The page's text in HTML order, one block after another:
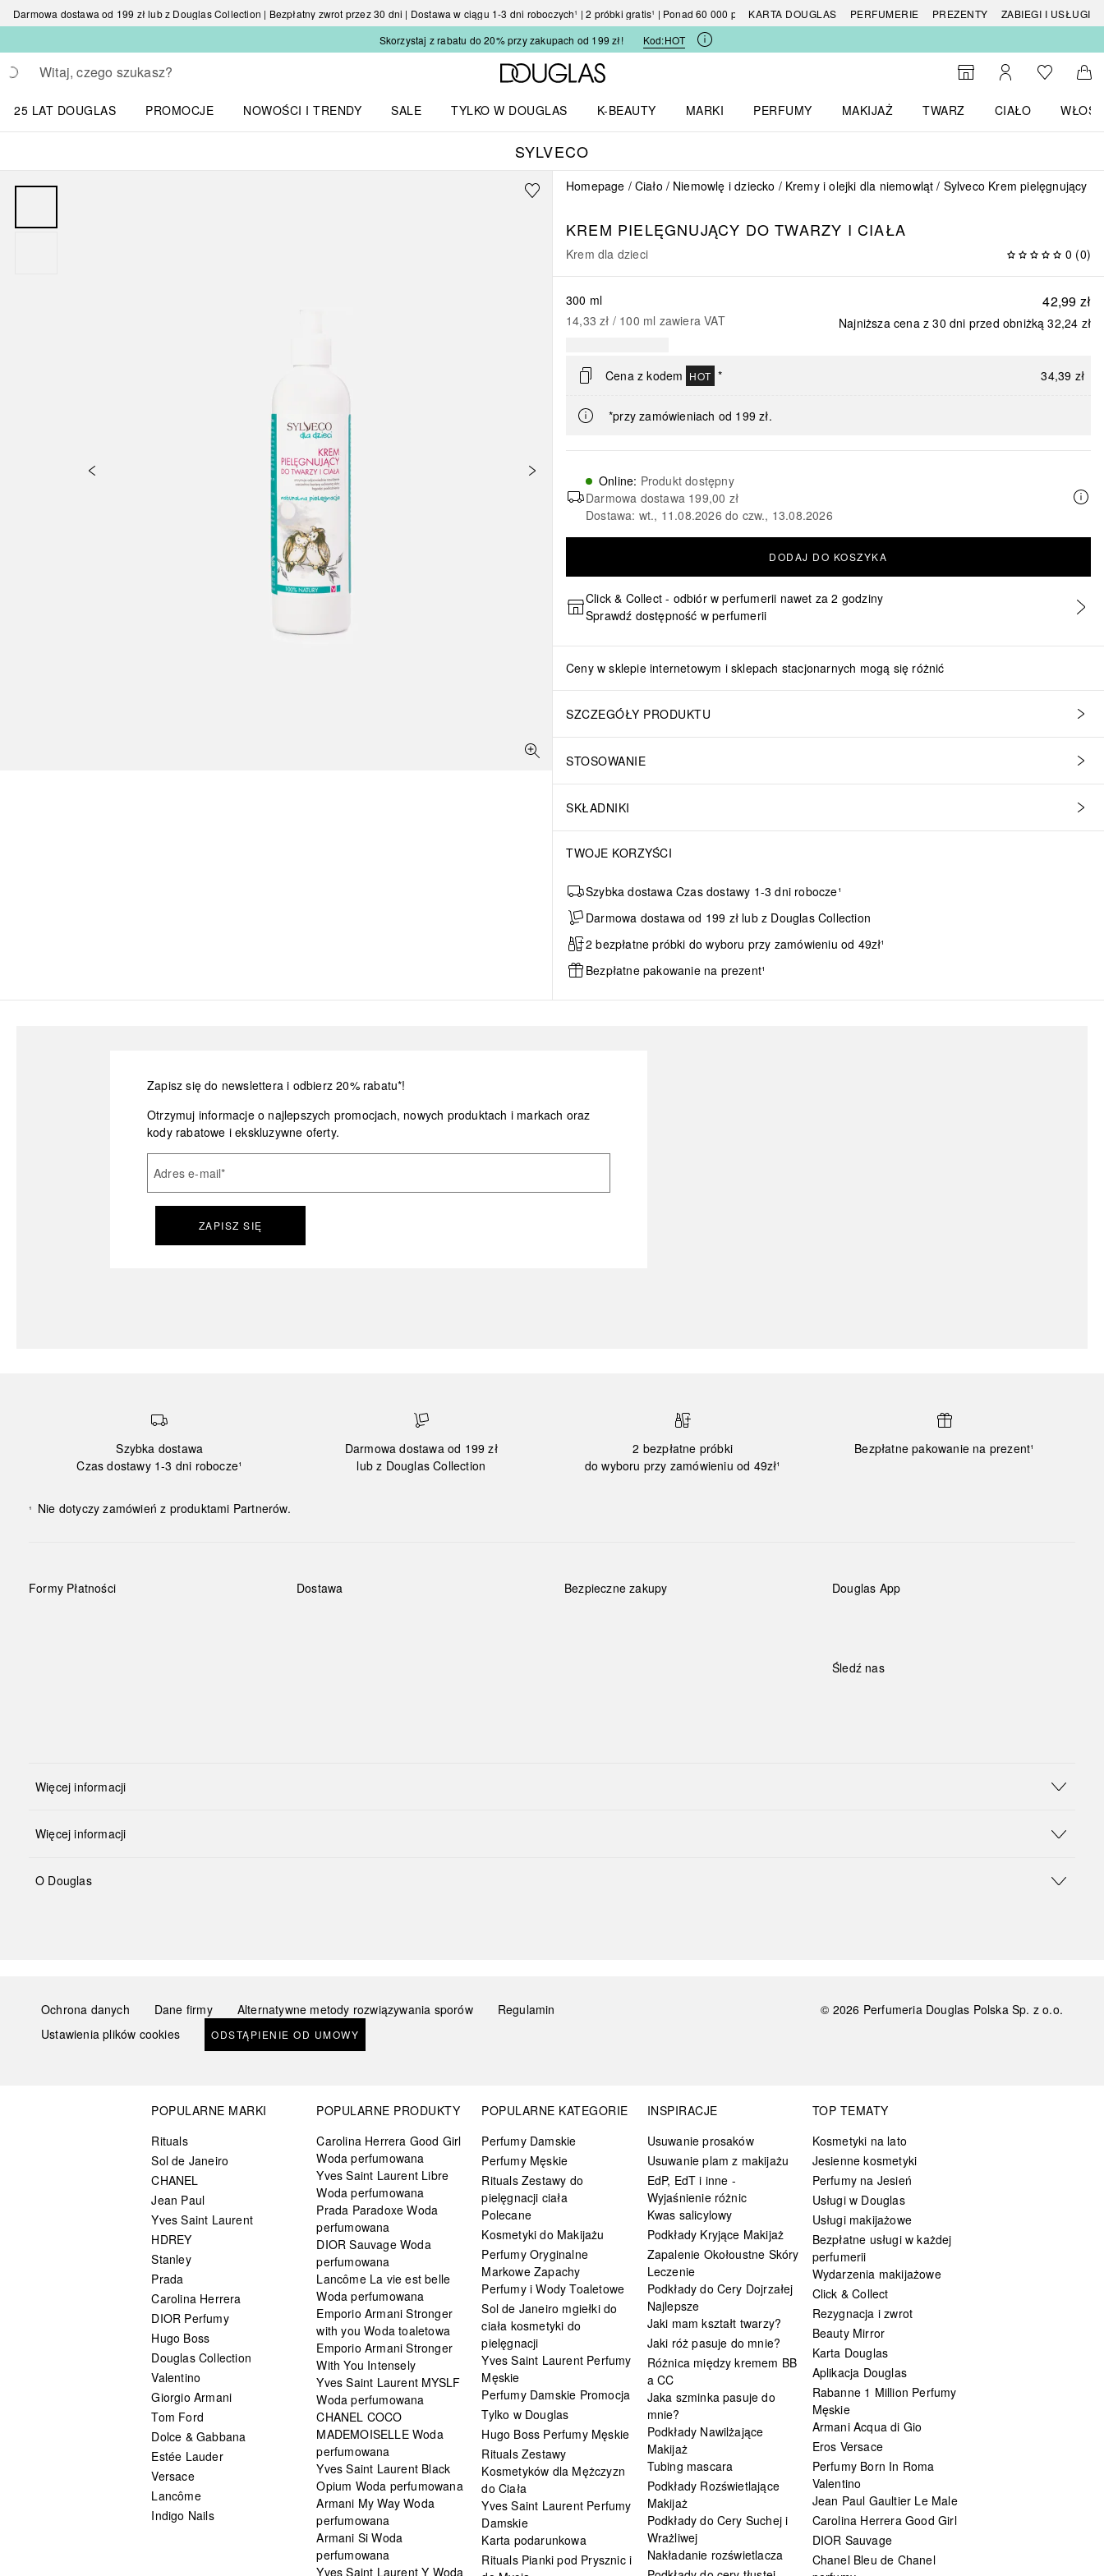
Darmowa dostawa od 199 zł lub z Douglas Collection | Bezpłatny zwrot przez 30 dni | Dostawa w ciągu 1-3 dni roboczych¹ | 2 próbki gratis¹ | Ponad 60 000 produktówKARTA DOUGLAS PERFUMERIE PREZENTY
ZABIEGI I USŁUGI
Skorzystaj z rabatu do 20% przy zakupach od 199 zł!
Kod:HOT
Wracać
Wykonaj wyszukiwanie
Strona główna Douglas
Do wyszukiwarki
Moje kontoDo listyDo
25 LAT DOUGLAS
PROMOCJE
NOWOŚCI I TRENDY
SALE
TYLKO W DOUGLAS
K-BEAUTY
MARKI
PERFUMY
MAKIJAŻ
TWARZ
CIAŁO
WŁOSY
SYLVECO
Homepage Ciało Niemowlę i dziecko Kremy i olejki dla niemowląt Sylveco Krem pielęgnujący
KREM PIELĘGNUJĄCY DO TWARZY I CIAŁA
Krem dla dzieci 0 (0)
42,99 zł
Najniższa cena z 30 dni przed obniżką 32,24 zł
300 ml
14,33 zł / 100 ml zawiera VAT
Cena z kodem HOT * 34,39 zł
*przy zamówieniach od 199 zł.
Online: Produkt dostępny
Darmowa dostawa 199,00 zł
Dostawa: wt., 11.08.2026 do czw., 13.08.2026
DODAJ DO KOSZYKA
Click & Collect - odbiór w perfumerii nawet za 2 godziny
Sprawdź dostępność w perfumerii
Ceny w sklepie internetowym i sklepach stacjonarnych mogą się różnić
SZCZEGÓŁY PRODUKTU
STOSOWANIE
SKŁADNIKI
TWOJE KORZYŚCI
Szybka dostawa Czas dostawy 1-3 dni robocze¹
Darmowa dostawa od 199 zł lub z Douglas Collection
2 bezpłatne próbki do wyboru przy zamówieniu od 49zł¹
Bezpłatne pakowanie na prezent¹
Zapisz się do newslettera i odbierz 20% rabatu*!
Otrzymuj informacje o najlepszych promocjach, nowych produktach i markach oraz
kody rabatowe i ekskluzywne oferty.
Adres e-mail*
ZAPISZ SIĘ
Szybka dostawa
Czas dostawy 1-3 dni robocze¹
Darmowa dostawa od 199 zł
lub z Douglas Collection
2 bezpłatne próbki
do wyboru przy zamówieniu od 49zł¹
Bezpłatne pakowanie na prezent¹
¹ Nie dotyczy zamówień z produktami Partnerów.
Formy Płatności Dostawa Bezpieczne zakupy Douglas App
Śledź nas
Więcej informacji
Więcej informacji
O Douglas
Ochrona danych Dane firmy Alternatywne metody rozwiązywania sporów
Regulamin
Ustawienia plików cookies
ODSTĄPIENIE OD UMOWY
© 2026 Perfumeria Douglas Polska Sp. z o.o.
POPULARNE MARKI
Rituals
Sol de Janeiro
CHANEL
Jean Paul
Yves Saint Laurent
HDREY
Stanley
Prada
Carolina Herrera
DIOR Perfumy
Hugo Boss
Douglas Collection
Valentino
Giorgio Armani
Tom Ford
Dolce & Gabbana
Estée Lauder
Versace
Lancôme
Indigo Nails
POPULARNE PRODUKTY
Carolina Herrera Good Girl
Woda perfumowana
Yves Saint Laurent Libre
Woda perfumowana
Prada Paradoxe Woda
perfumowana
DIOR Sauvage Woda
perfumowana
Lancôme La vie est belle
Woda perfumowana
Emporio Armani Stronger
with you Woda toaletowa
Emporio Armani Stronger
With You Intensely
Yves Saint Laurent MYSLF
Woda perfumowana
CHANEL COCO
MADEMOISELLE Woda
perfumowana
Yves Saint Laurent Black
Opium Woda perfumowana
Armani My Way Woda
perfumowana
Armani Si Woda
perfumowana
Yves Saint Laurent Y Woda
POPULARNE KATEGORIE
Perfumy Damskie
Perfumy Męskie
Rituals Zestawy do
pielęgnacji ciała
Polecane
Kosmetyki do Makijażu
Perfumy Oryginalne
Markowe Zapachy
Perfumy i Wody Toaletowe
Sol de Janeiro mgiełki do
ciała kosmetyki do
pielęgnacji
Yves Saint Laurent Perfumy
Męskie
Perfumy Damskie Promocja
Tylko w Douglas
Hugo Boss Perfumy Męskie
Rituals Zestawy
Kosmetyków dla Mężczyzn
do Ciała
Yves Saint Laurent Perfumy
Damskie
Karta podarunkowa
Rituals Pianki pod Prysznic i
INSPIRACJE
Usuwanie prosaków
Usuwanie plam z makijażu
EdP, EdT i inne -
Wyjaśnienie różnic
Kwas salicylowy
Podkłady Kryjące Makijaż
Zapalenie Okołoustne Skóry
Leczenie
Podkłady do Cery Dojrzałej
Najlepsze
Jaki mam kształt twarzy?
Jaki róż pasuje do mnie?
Różnica między kremem BB
a CC
Jaka szminka pasuje do
mnie?
Podkłady Nawilżające
Makijaż
Tubing mascara
Podkłady Rozświetlające
Makijaż
Podkłady do Cery Suchej i
Wrażliwej
Nakładanie rozświetlacza
TOP TEMATY
Kosmetyki na lato
Jesienne kosmetyki
Perfumy na Jesień
Usługi w Douglas
Usługi makijażowe
Bezpłatne usługi w każdej
perfumerii
Wydarzenia makijażowe
Click & Collect
Rezygnacja i zwrot
Beauty Mirror
Karta Douglas
Aplikacja Douglas
Rabanne 1 Million Perfumy
Męskie
Armani Acqua di Gio
Eros Versace
Perfumy Born In Roma
Valentino
Jean Paul Gaultier Le Male
Carolina Herrera Good Girl
DIOR Sauvage
Chanel Bleu de Chanel